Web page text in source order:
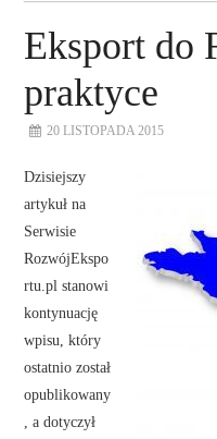
KONTAKT
Eksport do
praktyce
20 LISTOPADA 2015
Dzisiejszy
artykuł na
Serwisie
RozwójEkspo
rtu.pl stanowi
kontynuację
wpisu, który
ostatnio został
opublikowany
, a dotyczył